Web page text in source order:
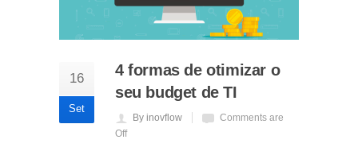
16
Set
4 formas de otimizar o
seu budget de TI
By inovflow
Comments are
Off